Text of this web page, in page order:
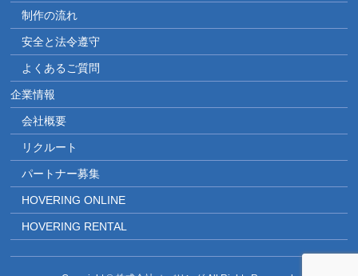
制作の流れ
安全と法令遵守
よくあるご質問
企業情報
会社概要
リクルート
パートナー募集
HOVERING ONLINE
HOVERING RENTAL